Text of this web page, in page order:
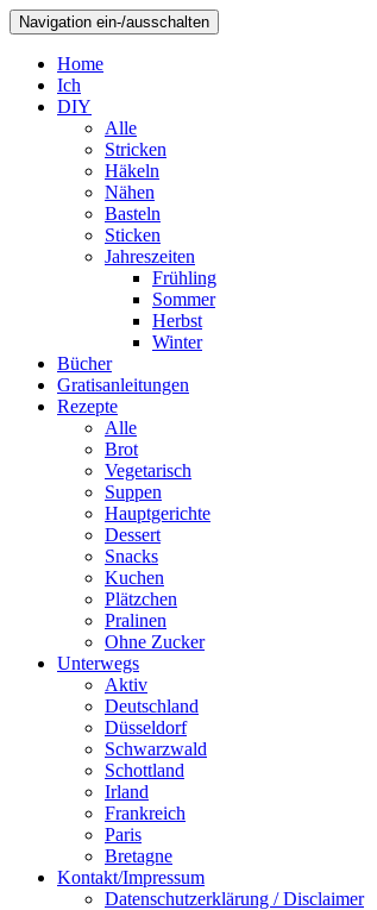
Navigation ein-/ausschalten
Home
Ich
DIY
Alle
Stricken
Häkeln
Nähen
Basteln
Sticken
Jahreszeiten
Frühling
Sommer
Herbst
Winter
Bücher
Gratisanleitungen
Rezepte
Alle
Brot
Vegetarisch
Suppen
Hauptgerichte
Dessert
Snacks
Kuchen
Plätzchen
Pralinen
Ohne Zucker
Unterwegs
Aktiv
Deutschland
Düsseldorf
Schwarzwald
Schottland
Irland
Frankreich
Paris
Bretagne
Kontakt/Impressum
Datenschutzerklärung / Disclaimer